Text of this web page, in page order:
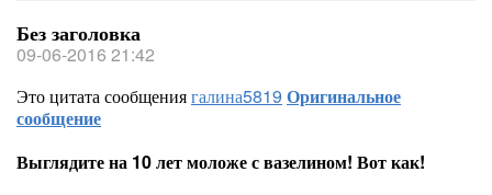
Без заголовка
09-06-2016 21:42
Это цитата сообщениягалина5819 Оригинальное
сообщение
Выглядите на 10 лет моложе с вазелином! Вот как!